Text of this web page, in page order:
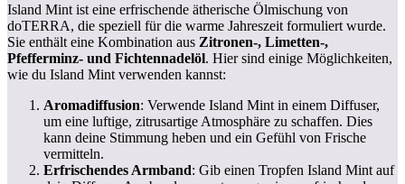
Island Mint ist eine erfrischende ätherische Ölmischung von
doTERRA, die speziell für die warme Jahreszeit formuliert wurde.
Sie enthält eine Kombination aus Zitronen-, Limetten-,
Pfefferminz- und Fichtennadelöl. Hier sind einige Möglichkeiten,
wie du Island Mint verwenden kannst:
Aromadiffusion: Verwende Island Mint in einem Diffuser,
um eine luftige, zitrusartige Atmosphäre zu schaffen. Dies
kann deine Stimmung heben und ein Gefühl von Frische
vermitteln.
Erfrischendes Armband: Gib einen Tropfen Island Mint auf